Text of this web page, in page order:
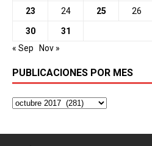
23 24 25 26
30
31
« Sep
Nov »
PUBLICACIONES POR MES